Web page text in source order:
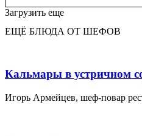
Загрузить еще
ЕЩЁ БЛЮДА ОТ ШЕФОВ
Кальмары в устричном
Игорь Армейцев, шеф-повар